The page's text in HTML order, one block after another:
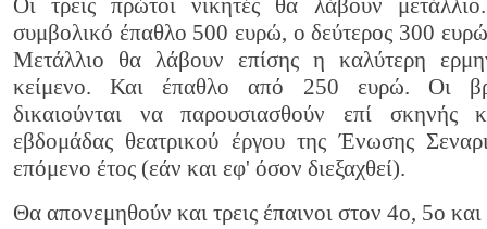
Οι τρεις πρώτοι νικητές θα λάβουν
συμβολικό έπαθλο 500 ευρώ, ο δεύτερος 300
Μετάλλιο θα λάβουν επίσης η καλύτερη
κείμενο. Και έπαθλο από 250 ευρώ. Οι
δικαιούνται να παρουσιασθούν επί σκηνής
εβδομάδας θεατρικού έργου της Ένωσης
επόμενο έτος (εάν και εφ' όσον διεξαχθεί).
Θα απονεμηθούν και τρεις έπαινοι στον 4ο, 5ο